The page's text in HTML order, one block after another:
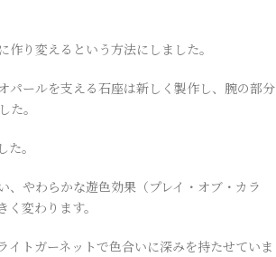
り変えるという方法にしました。
パールを支える石座は新しく製作し、腕の部分
た。
。
、やわらかな遊色効果（プレイ・オブ・カラ
変わります。
トガーネットで色合いに深みを持たせていま